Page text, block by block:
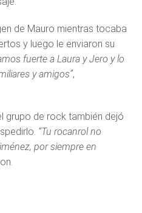
de Mauro mientras tocaba
y luego le enviaron su
fuerte a Laura y Jero y lo
y amigos”,
grupo de rock también dejó
“Tu rocanrol no
por siempre en